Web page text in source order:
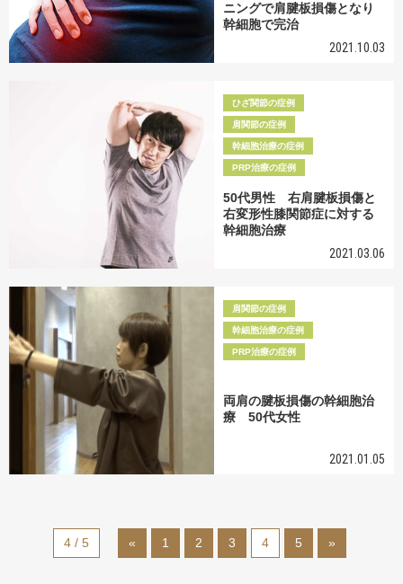
ニングで肩腱板損傷となり
幹細胞で完治
2021.10.03
ひざ関節の症例
肩関節の症例
幹細胞治療の症例
PRP治療の症例
50代男性 右肩腱板損傷と
右変形性膝関節症に対する
幹細胞治療
2021.03.06
肩関節の症例
幹細胞治療の症例
PRP治療の症例
両肩の腱板損傷の幹細胞治
療 50代女性
2021.01.05
4 / 5 « 1 2 3 4 5 »